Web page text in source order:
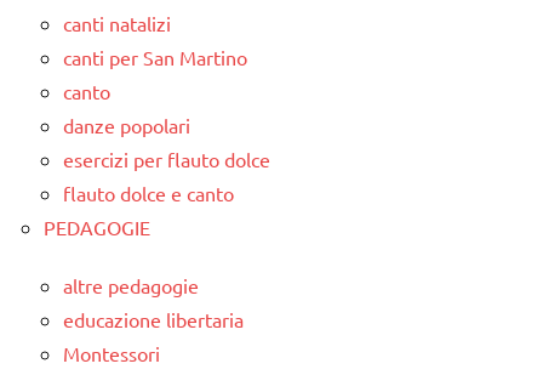
canti natalizi
canti per San Martino
canto
danze popolari
esercizi per flauto dolce
flauto dolce e canto
PEDAGOGIE
altre pedagogie
educazione libertaria
Montessori